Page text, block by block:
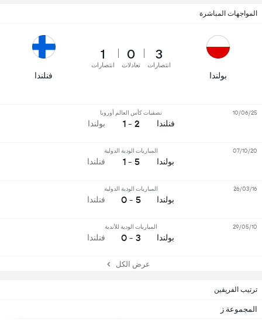
ترتيب الفريقين
المجموعة ز
المواجهات المباشرة
بولندا
3
انتصارات
0
تعادلات
1
انتصارات
فنلندا
فنلندا
تصفيات كأس العالم أوروبا
2 - 1 بولندا
10/06/25
بولندا
المباريات الودية الدولية
5 - 1 فنلندا
07/10/20
بولندا
المباريات الودية الدولية
5 - 0 فنلندا
26/03/16
بولندا
المباريات الودية للأندية
3 - 0 فنلندا
29/05/10
عرض الكل